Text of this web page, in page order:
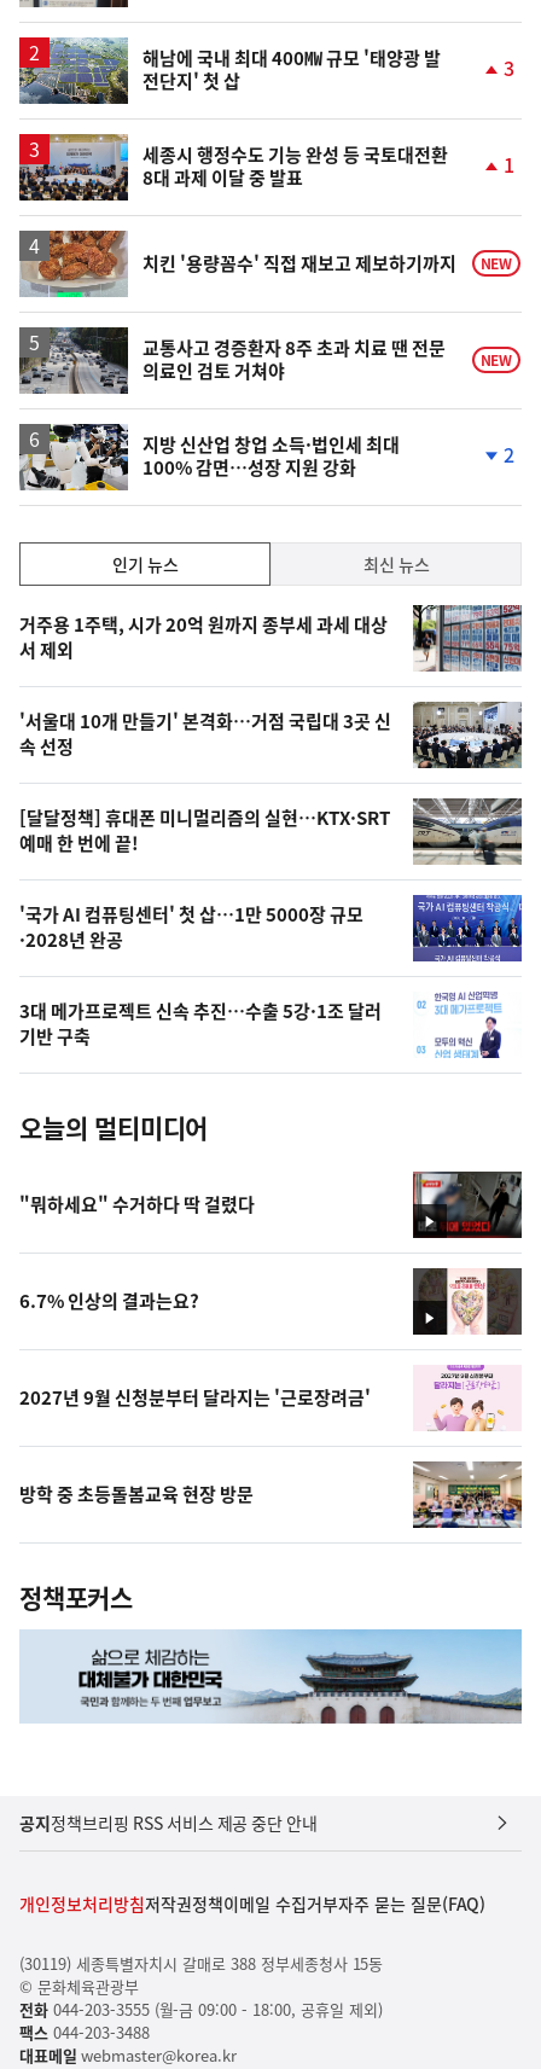
해남에 국내 최대 400㎿ 규모 '태양광 발
전단지' 첫 삽
3
세종시 행정수도 기능 완성 등 국토대전환
8대 과제 이달 중 발표
승
1
치킨 '용량꼼수' 직접 재보고 제보하기까지 NEW
교통사고 경증환자 8주 초과 치료 땐 전문
의료인 검토 거쳐야
NEW
지방 신산업 창업 소득·법인세 최대
100% 감면…성장 지원 강화
락
2
기,
최
신,
오
늘
의
영
상
오
의
사
진
인기 뉴스 최신 뉴스
기
뉴
스
거주용 1주택, 시가 20억 원까지 종부세 과세 대상
서 제외
'서울대 10개 만들기' 본격화…거점 국립대 3곳 신
속 선정
[달달정책] 휴대폰 미니멀리즘의 실현…KTX·SRT
예매 한 번에 끝!
'국가 AI 컴퓨팅센터' 첫 삽…1만 5000장 규모
·2028년 완공
3대 메가프로젝트 신속 추진…수출 5강·1조 달러
기반 구축
오늘의 멀티미디어
영
상
"뭐하세요" 수거하다 딱 걸렸다
영
상
6.7% 인상의 결과는요?
2027년 9월 신청분부터 달라지는 '근로장려금'
방학 중 초등돌봄교육 현장 방문
정책포커스
공지정책브리핑 RSS 서비스 제공 중단 안내
개인정보처리방침저작권정책이메일 수집거부자주 묻는 질문(FAQ)
(30119) 세종특별자치시 갈매로 388 정부세종청사 15동
© 문화체육관광부
전화044-203-3555 (월-금 09:00 - 18:00, 공휴일 제외)
팩스044-203-3488
대표메일 webmaster@korea.kr